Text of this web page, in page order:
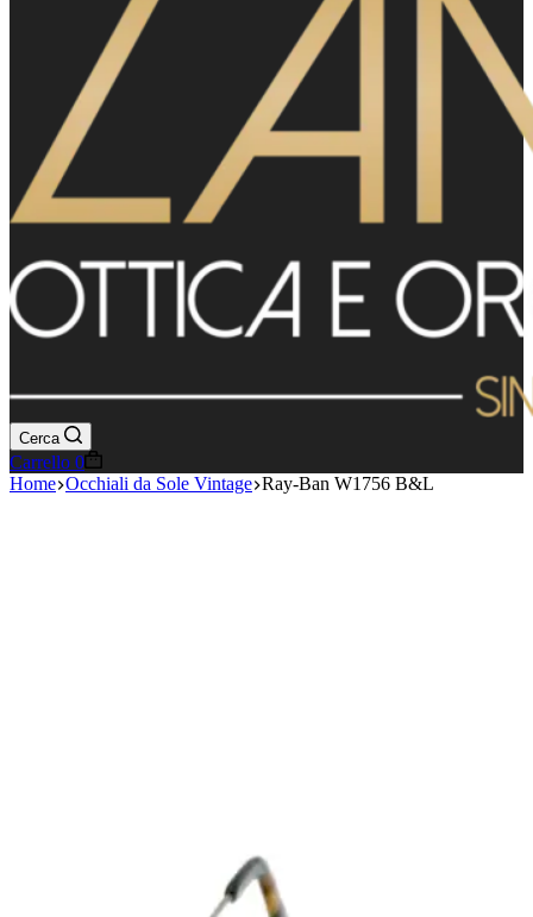
Cerca
Carrello 0
Home Occhiali da Sole Vintage Ray-Ban W1756 B&L